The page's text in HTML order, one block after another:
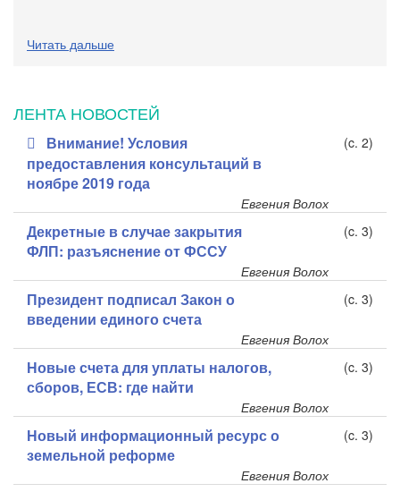
Читать дальше
ЛЕНТА НОВОСТЕЙ
Внимание! Условия
предоставления консультаций в
ноябре 2019 года
(c. 2)
Евгения Волох
Декретные в случае закрытия
ФЛП: разъяснение от ФССУ
(c. 3)
Евгения Волох
Президент подписал Закон о
введении единого счета
(c. 3)
Евгения Волох
Новые счета для уплаты налогов,
сборов, ЕСВ: где найти
(c. 3)
Евгения Волох
Новый информационный ресурс о
земельной реформе
(c. 3)
Евгения Волох